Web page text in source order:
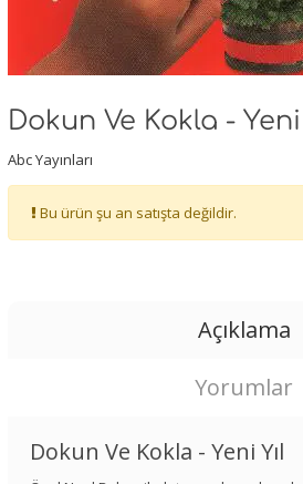
Dokun Ve Kokla - Yeni
Abc Yayınları
Bu ürün şu an satışta değildir.
Açıklama
Yorumlar
Dokun Ve Kokla - Yeni Yıl